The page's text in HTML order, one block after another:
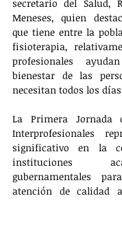
secretario del Salud,
Meneses, quien
que tiene entre la
fisioterapia,
profesionales
bienestar de las
necesitan todos los
La Primera Jornada
Interprofesionales
significativo en la
instituciones
gubernamentales
atención de calidad